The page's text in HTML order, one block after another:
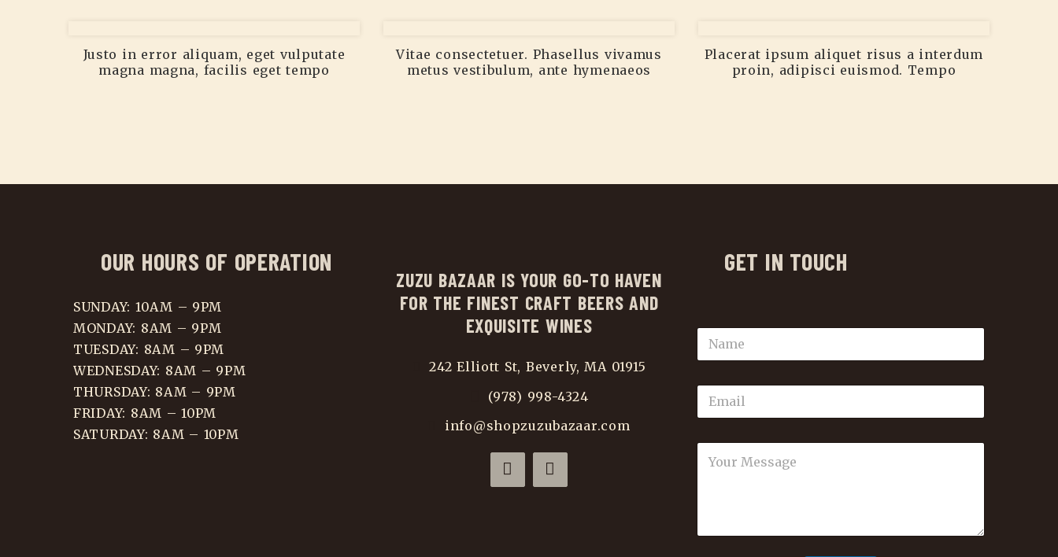
Justo in error aliquam, eget vulputate
magna magna, facilis eget tempo
Vitae consectetuer. Phasellus vivamus
metus vestibulum, ante hymenaeos
Placerat ipsum aliquet risus a interdum
proin, adipisci euismod. Tempo
OUR HOURS OF OPERATION
SUNDAY: 10AM – 9PM
MONDAY: 8AM – 9PM
TUESDAY: 8AM – 9PM
WEDNESDAY: 8AM – 9PM
THURSDAY: 8AM – 9PM
FRIDAY: 8AM – 10PM
SATURDAY: 8AM – 10PM
ZUZU BAZAAR IS YOUR GO-TO HAVEN
FOR THE FINEST CRAFT BEERS AND
EXQUISITE WINES
242 Elliott St, Beverly, MA 01915
(978) 998-4324
info@shopzuzubazaar.com
GET IN TOUCH